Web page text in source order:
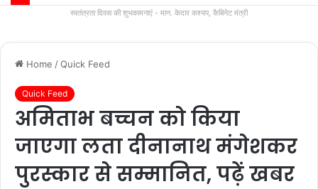
स्वतंत्रता दिवस की शुभकामनाएं - मान. केदार कश्यप, कैबिनेट मंत्री
Home /Quick Feed
Quick Feed
अमिताभ बच्चन को किया
जाएगा लता दीनानाथ मंगेशकर
पुरस्कार से सम्मानित, पढ़ें खबर